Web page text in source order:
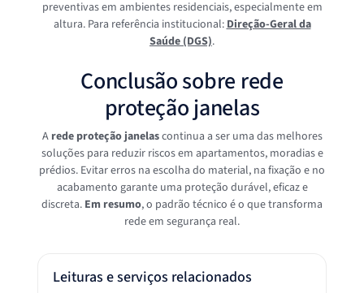
preventivas em ambientes residenciais, especialmente em
altura. Para referência institucional:Direção-Geral da
Saúde (DGS).
Conclusão sobre rede
proteção janelas
A rede proteção janelascontinua a ser uma das melhores
soluções para reduzir riscos em apartamentos, moradias e
prédios. Evitar erros na escolha do material, na fixação e no
acabamento garante uma proteção durável, eficaz e
discreta. Em resumo, o padrão técnico é o que transforma
rede em segurança real.
Leituras e serviços relacionados